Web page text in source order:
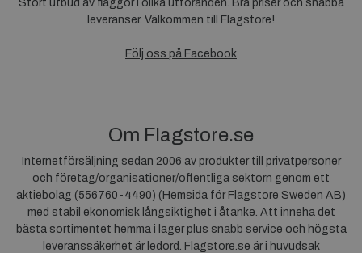
Stort utbud av flaggor i olika utföranden. Bra priser och snabba
leveranser. Välkommen till Flagstore!
Följ oss på Facebook
Om Flagstore.se
Internetförsäljning sedan 2006 av produkter till privatpersoner
och företag/organisationer/offentliga sektorn genom ett
aktiebolag (556760-4490) ( Hemsida för Flagstore Sweden AB)
med stabil ekonomisk långsiktighet i åtanke. Att inneha det
bästa sortimentet hemma i lager plus snabb service och högsta
leveranssäkerhet är ledord. Flagstore.se är i huvudsak